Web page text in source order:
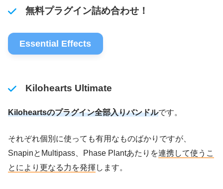
Black Frid
ay Sale
５
2024年11月14日 → 20
無料プラグイン詰め合わせ！
Essential Effects
Kilohearts Ultimate
Kiloheartsのプラグイン全部入りバンドルです。
それぞれ個別に使っても有用なものばかりですが、
SnapinとMultipass、Phase Plantあたりを連携して使うこ
とにより更なる力を発揮 します。